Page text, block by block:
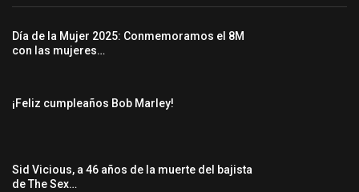
Día de la Mujer 2025: Conmemoramos el 8M
con las mujeres…
¡Feliz cumpleaños Bob Marley!
Sid Vicious, a 46 años de la muerte del bajista
de The Sex…